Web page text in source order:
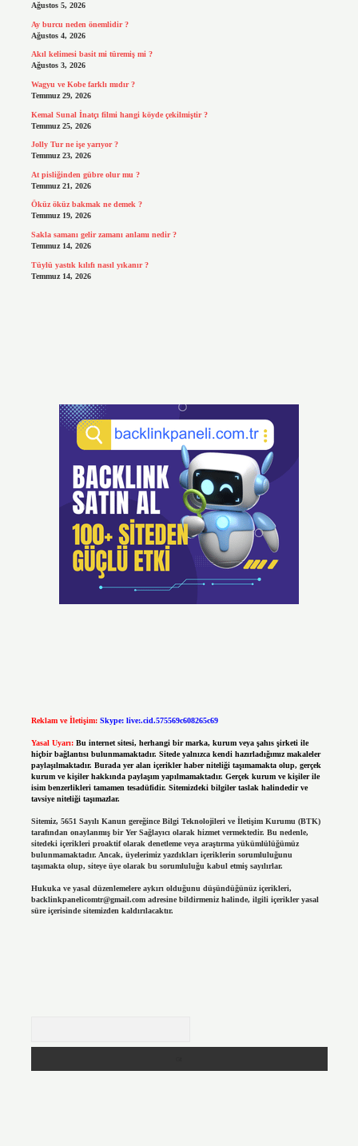
Ağustos 5, 2026
Ay burcu neden önemlidir ?
Ağustos 4, 2026
Akıl kelimesi basit mi türemiş mi ?
Ağustos 3, 2026
Wagyu ve Kobe farklı mıdır ?
Temmuz 29, 2026
Kemal Sunal İnatçı filmi hangi köyde çekilmiştir ?
Temmuz 25, 2026
Jolly Tur ne işe yarıyor ?
Temmuz 23, 2026
At pisliğinden gübre olur mu ?
Temmuz 21, 2026
Öküz öküz bakmak ne demek ?
Temmuz 19, 2026
Sakla samanı gelir zamanı anlamı nedir ?
Temmuz 14, 2026
Tüylü yastık kılıfı nasıl yıkanır ?
Temmuz 14, 2026
Reklam ve İletişim: Skype: live:.cid.575569c608265c69
Yasal Uyarı: Bu internet sitesi, herhangi bir marka, kurum veya şahıs şirketi ile
hiçbir bağlantısı bulunmamaktadır. Sitede yalnızca kendi hazırladığımız makaleler
paylaşılmaktadır. Burada yer alan içerikler haber niteliği taşımamakta olup, gerçek
kurum ve kişiler hakkında paylaşım yapılmamaktadır. Gerçek kurum ve kişiler ile
isim benzerlikleri tamamen tesadüfidir. Sitemizdeki bilgiler taslak halindedir ve
tavsiye niteliği taşımazlar.
Sitemiz, 5651 Sayılı Kanun gereğince Bilgi Teknolojileri ve İletişim Kurumu (BTK)
tarafından onaylanmış bir Yer Sağlayıcı olarak hizmet vermektedir. Bu nedenle,
sitedeki içerikleri proaktif olarak denetleme veya araştırma yükümlülüğümüz
bulunmamaktadır. Ancak, üyelerimiz yazdıkları içeriklerin sorumluluğunu
taşımakta olup, siteye üye olarak bu sorumluluğu kabul etmiş sayılırlar.
Hukuka ve yasal düzenlemelere aykırı olduğunu düşündüğünüz içerikleri,
backlinkpanelicomtr@gmail.comadresine bildirmeniz halinde, ilgili içerikler yasal
süre içerisinde sitemizden kaldırılacaktır.